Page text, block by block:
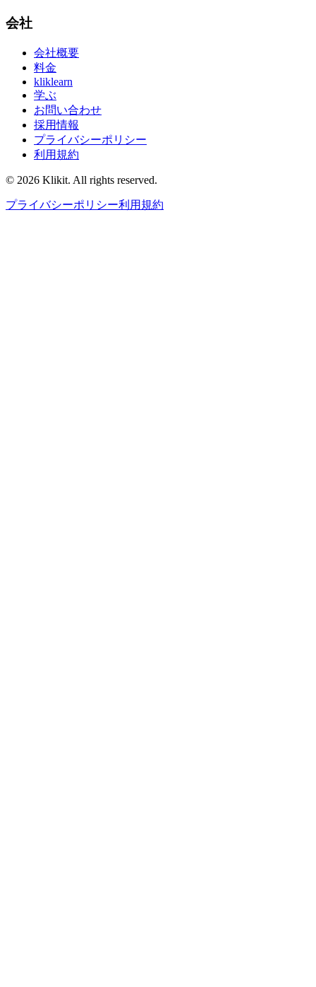
会社
会社概要
料金
kliklearn
学ぶ
お問い合わせ
採用情報
プライバシーポリシー
利用規約
© 2026 Klikit. All rights reserved.
プライバシーポリシー利用規約